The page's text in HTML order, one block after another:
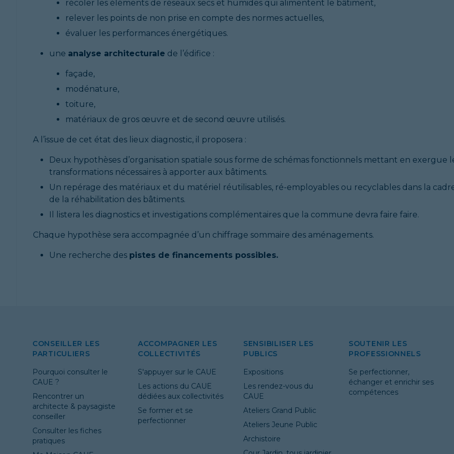
récoler les éléments de réseaux secs et humides qui alimentent le bâtiment,
relever les points de non prise en compte des normes actuelles,
évaluer les performances énergétiques.
une analyse architecturale de l’édifice :
façade,
modénature,
toiture,
matériaux de gros œuvre et de second œuvre utilisés.
A l’issue de cet état des lieux diagnostic, il proposera :
Deux hypothèses d’organisation spatiale sous forme de schémas fonctionnels mettant en exergue
transformations nécessaires à apporter aux bâtiments.
Un repérage des matériaux et du matériel réutilisables, ré-employables ou recyclables dans la
de la réhabilitation des bâtiments.
Il listera les diagnostics et investigations complémentaires que la commune devra faire faire.
Chaque hypothèse sera accompagnée d’un chiffrage sommaire des aménagements.
Une recherche des pistes de financements possibles.
CONSEILLER LES
PARTICULIERS
Pourquoi consulter le
CAUE ?
Rencontrer un
architecte & paysagiste
conseiller
Consulter les fiches
pratiques
ACCOMPAGNER LES
COLLECTIVITÉS
S'appuyer sur le CAUE
Les actions du CAUE
dédiées aux collectivités
Se former et se
perfectionner
SENSIBILISER LES
PUBLICS
Expositions
Les rendez-vous du
CAUE
Ateliers Grand Public
Ateliers Jeune Public
Archistoire
SOUTENIR LES
PROFESSIONNELS
Se perfectionner,
échanger et enrichir ses
compétences